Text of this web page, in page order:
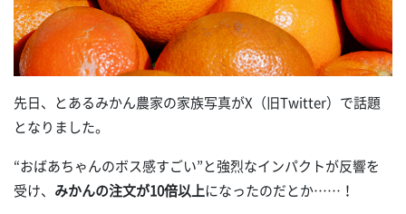
先日、とあるみかん農家の家族写真がX（旧Twitter）で話題
となりました。
“おばあちゃんのボス感すごい”と強烈なインパクトが反響を
受け、 みかんの注文が10倍以上になったのだとか……！